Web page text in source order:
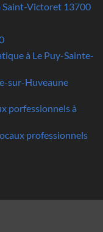
Saint-Victoret 13700
à Le Puy-Sainte-
sur-Huveaune
porfessionnels à
professionnels